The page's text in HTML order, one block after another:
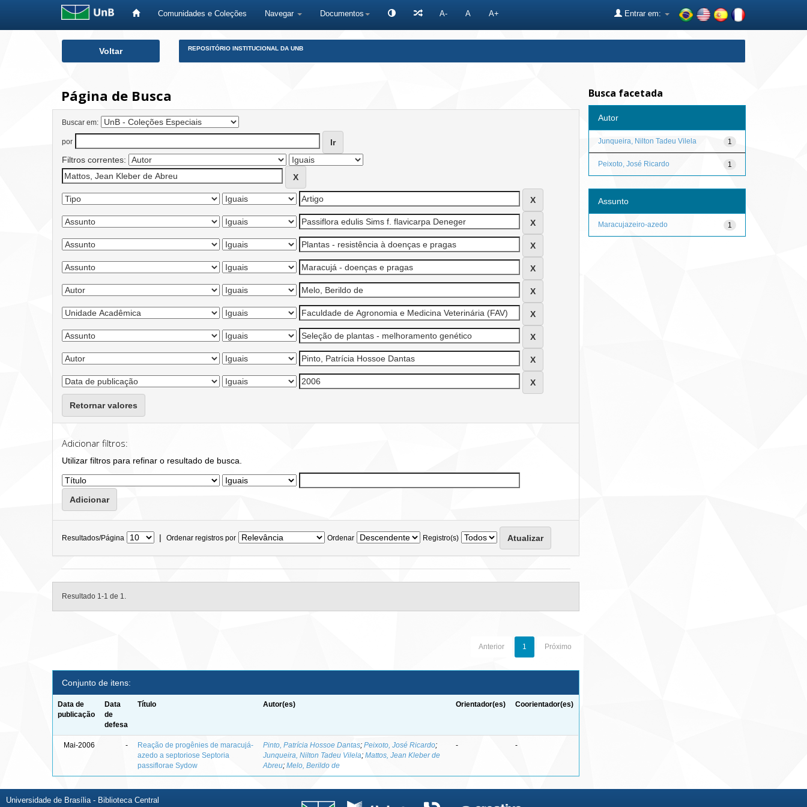
Comunidades e Coleções Navegar Documentos A- A A+ Entrar em:
Voltar REPOSITÓRIO INSTITUCIONAL DA UNB
Página de Busca
Buscar em:
por
Filtros correntes:
Retornar valores
Adicionar filtros:
Utilizar filtros para refinar o resultado de busca.
Resultados/Página | Ordenar registros por Ordenar Registro(s)
Resultado 1-1 de 1.
Anterior 1 Próximo
Conjunto de itens:
Data de
publicação
Data
de
defesa
Título Autor(es) Orientador(es) Coorientador(es)
Mai-2006 -
Reação de progênies de maracujá-
azedo a septoriose Septoria
passiflorae Sydow
Pinto, Patrícia Hossoe Dantas;Peixoto, José Ricardo;
Junqueira, Nilton Tadeu Vilela;Mattos, Jean Kleber de
Abreu;Melo, Berildo de
- -
Busca facetada
Autor
1
Junqueira, Nilton Tadeu Vilela
1
Peixoto, José Ricardo
Assunto
1
Maracujazeiro-azedo
Universidade de Brasília - Biblioteca Central